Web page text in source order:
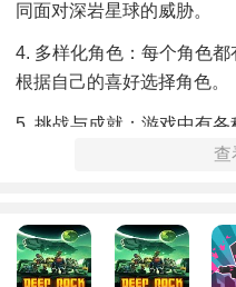
同面对深岩星球的威胁。
4. 多样化角色：每个角色
根据自己的喜好选择角色。
5. 挑战与成就：游戏中有
成这些挑战可以获得丰厚的
查